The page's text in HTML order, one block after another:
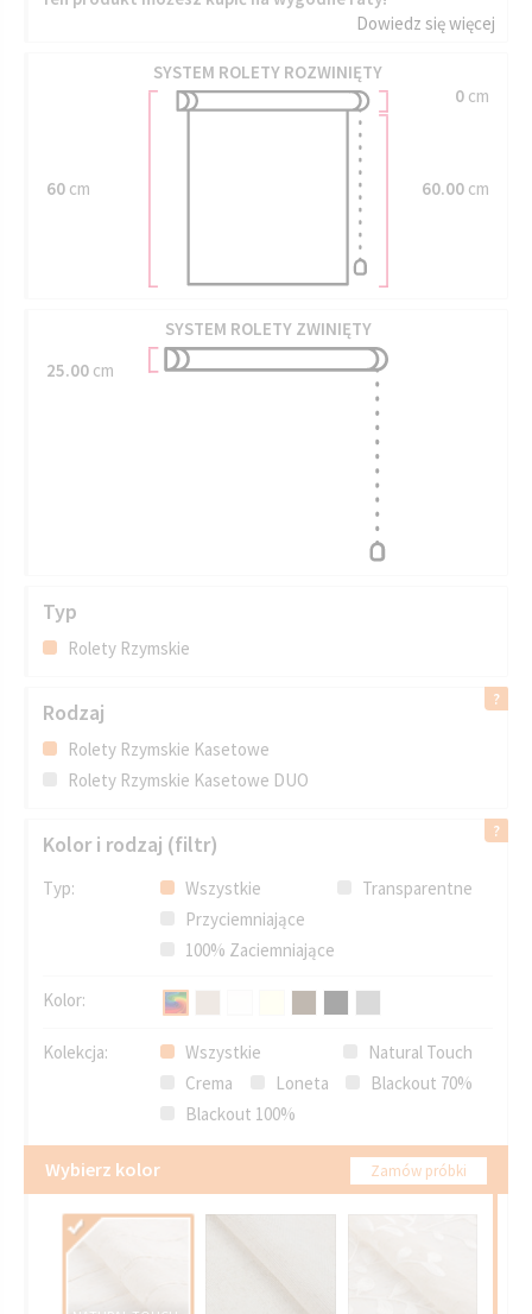
Dowiedz się więcej
SYSTEM ROLETY ROZWINIĘTY
60 cm
0cm
60.00cm
SYSTEM ROLETY ZWINIĘTY
25.00 cm
Typ
Rolety Rzymskie
Rodzaj
Rolety Rzymskie Kasetowe
Rolety Rzymskie Kasetowe DUO
Kolor i rodzaj (filtr)
Typ: Wszystkie
Transparentne
Przyciemniające
100% Zaciemniające
Kolor:
Kolekcja: Wszystkie
Natural Touch
Crema
Loneta
Blackout 70%
Blackout 100%
Wybierz kolor Zamów próbki